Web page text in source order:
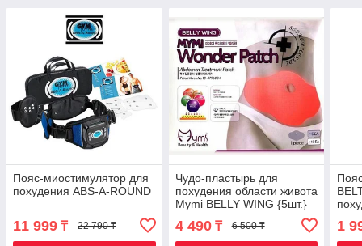
Пояс-миостимулятор для
похудения ABS-A-ROUND
11 999 ₸ 22 790 ₸
Чудо-пластырь для
похудения области живота
Mymi BELLY WING {5шт.}
4 490₸ 6 500 ₸ 1